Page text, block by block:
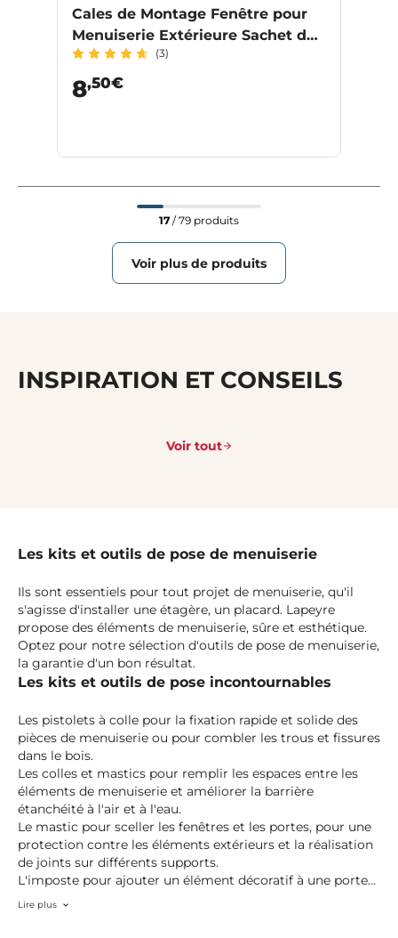
Cales de Montage Fenêtre pour
Menuiserie Extérieure Sachet de
21
(3)
8,50€
17 / 79 produits
Voir plus de produits
INSPIRATION ET CONSEILS
Voir tout
Les kits et outils de pose de menuiserie
Ils sont essentiels pour tout projet de menuiserie, qu'il
s'agisse d'installer une étagère, un placard. Lapeyre
propose des éléments de menuiserie, sûre et esthétique.
Optez pour notre sélection d'outils de pose de menuiserie,
la garantie d'un bon résultat.
Les kits et outils de pose incontournables
Les pistolets à colle pour la fixation rapide et solide des
pièces de menuiserie ou pour combler les trous et fissures
dans le bois.
Les colles et mastics pour remplir les espaces entre les
éléments de menuiserie et améliorer la barrière
étanchéité à l'air et à l'eau.
Le mastic pour sceller les fenêtres et les portes, pour une
protection contre les éléments extérieurs et la réalisation
de joints sur différents supports.
L'imposte pour ajouter un élément décoratif à une porte
ou une fenêtre.
Lire plus